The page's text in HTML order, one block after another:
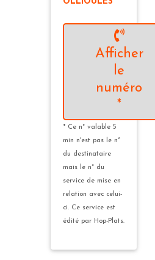
Afficher
le
numéro
*
* Ce n° valable 5
min n'est pas le n°
du destinataire
mais le n° du
service de mise en
relation avec celui-
ci. Ce service est
édité par Hop-Plats.